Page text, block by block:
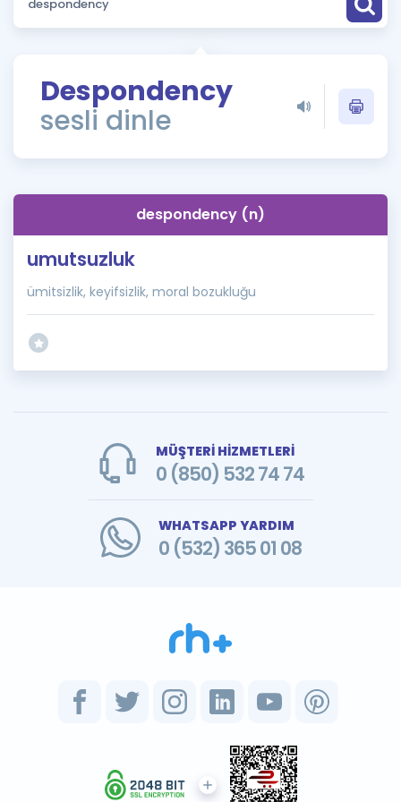
Puan Hesaplama
ÖSYM Sınav Takvimi
Kampanyalar
İngilizce Gramer
Despondency
sesli dinle
despondency (n)
umutsuzluk
ümitsizlik, keyifsizlik, moral bozukluğu
MÜŞTERİ HİZMETLERİ
0 (850) 532 74 74
WHATSAPP YARDIM
0 (532) 365 01 08